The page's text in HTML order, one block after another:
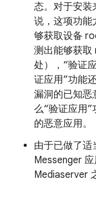
态。对于安装
说，这项功能
够获取设备
测出能够获
处），“验证
证应用”功能
漏洞的已知恶
么“验证应用
的恶意应用。
由于已做了
Messenger
Mediaserver